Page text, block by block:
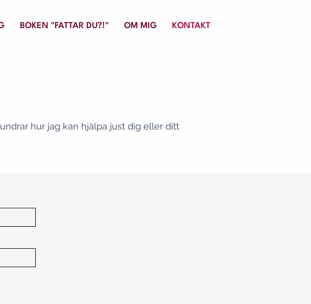
BOKEN "FATTAR DU?!" OM MIG KONTAKT
hur jag kan hjälpa just dig eller ditt